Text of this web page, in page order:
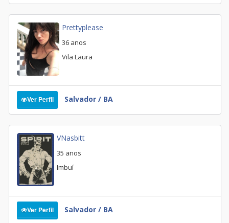
Prettyplease
36 anos
Vila Laura
Ver Perfil Salvador / BA
VNasbitt
35 anos
Imbuí
Ver Perfil Salvador / BA